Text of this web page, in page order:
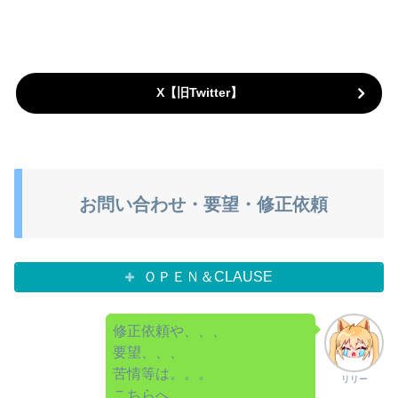
X【旧Twitter】
お問い合わせ・要望・修正依頼
ＯＰＥＮ＆CLAUSE
リリー
修正依頼や、、、
要望、、、
苦情等は。。。
こちらへ。。。